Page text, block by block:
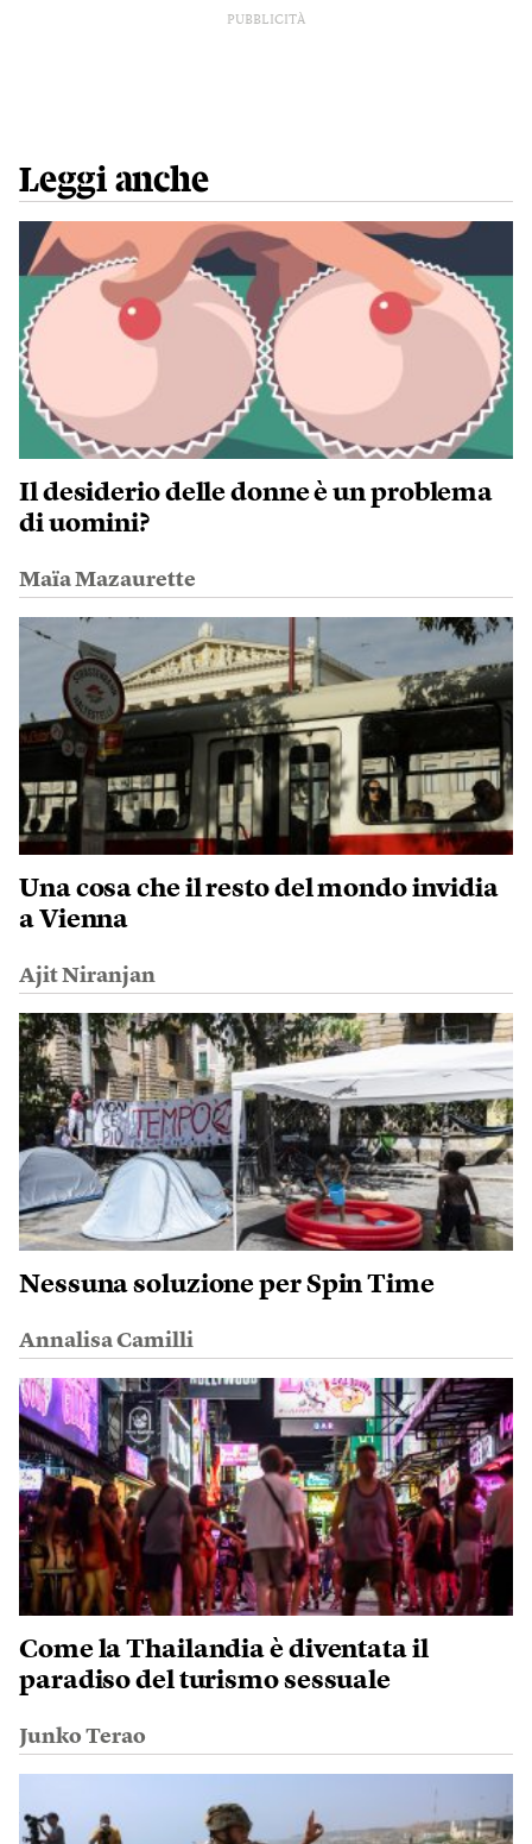
PUBBLICITÀ
Leggi anche
Il desiderio delle donne è un problema
di uomini?
Maïa Mazaurette
Una cosa che il resto del mondo invidia
a Vienna
Ajit Niranjan
Nessuna soluzione per Spin Time
Annalisa Camilli
Come la Thailandia è diventata il
paradiso del turismo sessuale
Junko Terao